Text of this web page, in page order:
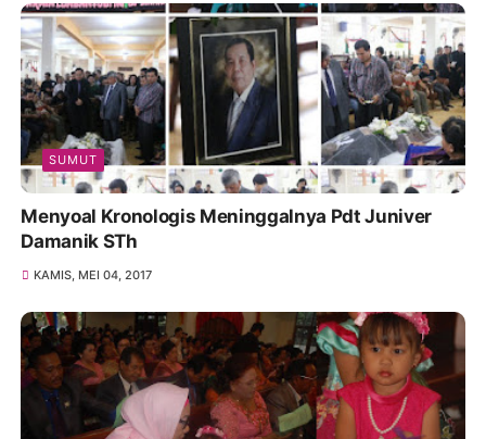
SUMUT
Menyoal Kronologis Meninggalnya Pdt Juniver
Damanik STh
KAMIS, MEI 04, 2017